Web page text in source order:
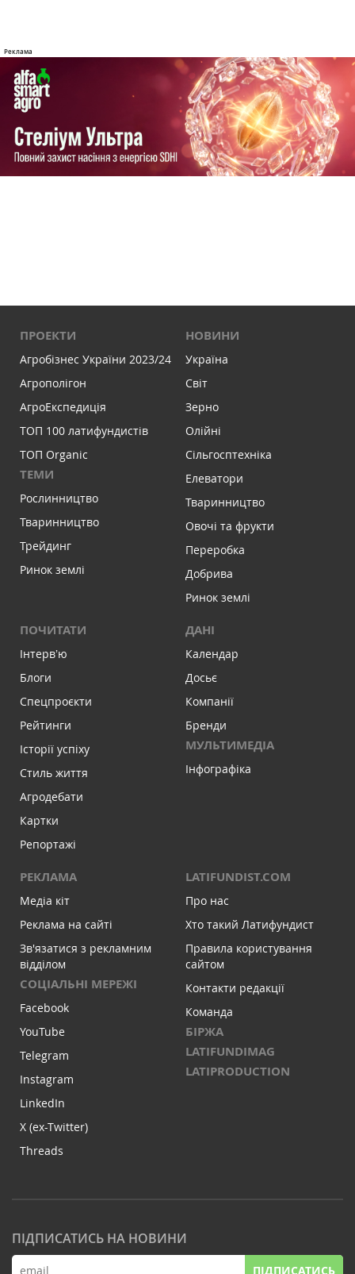
ПРОЕКТИ
Агробізнес України 2023/24
Агрополігон
АгроЕкспедиція
ТОП 100 латифундистів
ТОП Organic
ТЕМИ
Рослинництво
Тваринництво
Трейдинг
Ринок землі
НОВИНИ
Україна
Світ
Зерно
Олійні
Сільгосптехніка
Елеватори
Тваринництво
Овочі та фрукти
Переробка
Добрива
Ринок землі
ПОЧИТАТИ
Інтервʼю
Блоги
Спецпроєкти
Рейтинги
Історії успіху
Стиль життя
Агродебати
Картки
Репортажі
ДАНІ
Календар
Досьє
Компанії
Бренди
МУЛЬТИМЕДІА
Інфографіка
РЕКЛАМА
Медіа кіт
Реклама на сайті
Зв'язатися з рекламним
відділом
СОЦІАЛЬНІ МЕРЕЖІ
Facebook
YouTube
Telegram
Instagram
LinkedIn
X (ex-Twitter)
Threads
LATIFUNDIST.COM
Про нас
Хто такий Латифундист
Правила користування
сайтом
Контакти редакції
Команда
БІРЖА
LATIFUNDIMAG
LATIPRODUCTION
ПІДПИСАТИСЬ НА НОВИНИ
ПІДПИСАТИСЬ